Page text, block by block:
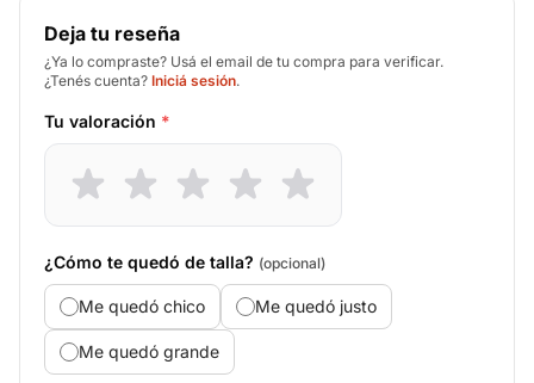
Deja tu reseña
¿Ya lo compraste? Usá el email de tu compra para verificar.
¿Tenés cuenta? Iniciá sesión.
Tu valoración *
¿Cómo te quedó de talla? (opcional)
Me quedó chico Me quedó justo
Me quedó grande